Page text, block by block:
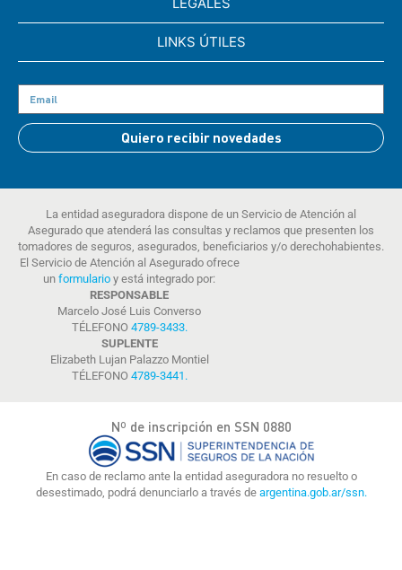
LINKS ÚTILES
Quiero recibir novedades
La entidad aseguradora dispone de un Servicio de Atención al
Asegurado que atenderá las consultas y reclamos que presenten los
tomadores de seguros, asegurados, beneficiarios y/o derechohabientes.
El Servicio de Atención al Asegurado ofrece
un formulario y está integrado por:
RESPONSABLE
Marcelo José Luis Converso
TÉLEFONO 4789-3433.
SUPLENTE
Elizabeth Lujan Palazzo Montiel
TÉLEFONO 4789-3441 .
Nº de inscripción en SSN 0880
En caso de reclamo ante la entidad aseguradora no resuelto o
desestimado, podrá denunciarlo a través de argentina.gob.ar/ssn.